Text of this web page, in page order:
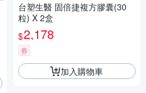
台塑生醫 固倍捷複方膠囊(30
粒) X 2盒
$2,178
券
加入購物車